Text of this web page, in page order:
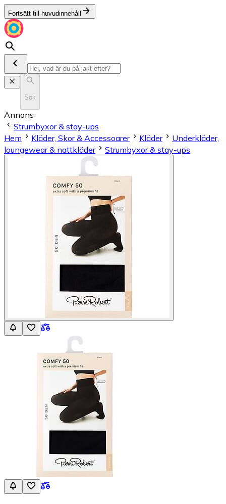
Fortsätt till huvudinnehåll
Sök
Annons
Strumbyxor & stay-ups
Hem
Kläder, Skor & Accessoarer Kläder
Underkläder,
loungewear & nattkläder
Strumbyxor & stay-ups